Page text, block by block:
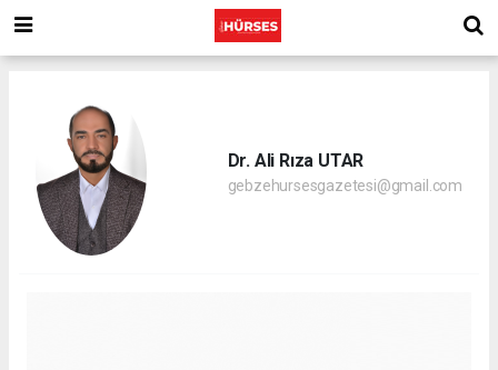
Dr. Ali Rıza UTAR
gebzehursesgazetesi@gmail.com